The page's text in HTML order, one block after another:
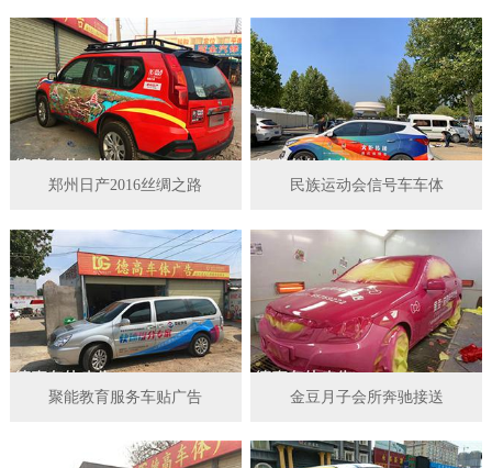
郑州日产2016丝绸之路 民族运动会信号车车体
聚能教育服务车贴广告 金豆月子会所奔驰接送